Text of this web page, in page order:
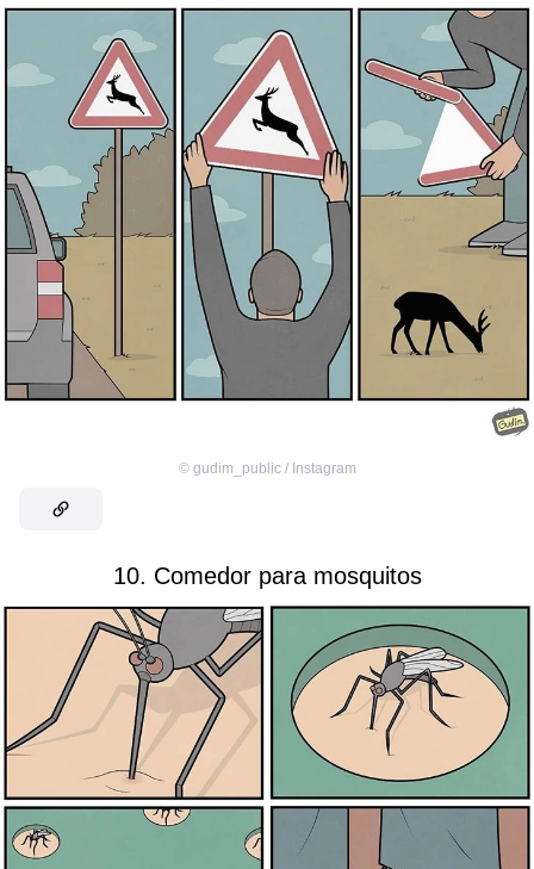
© gudim_public / Instagram
10. Comedor para mosquitos